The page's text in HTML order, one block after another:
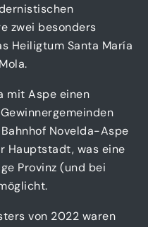
zwei besonders
Heiligtum Santa María
mit Aspe einen
Novelda-Aspe
Hauptstadt, was eine
Provinz (und bei
von 2022 waren